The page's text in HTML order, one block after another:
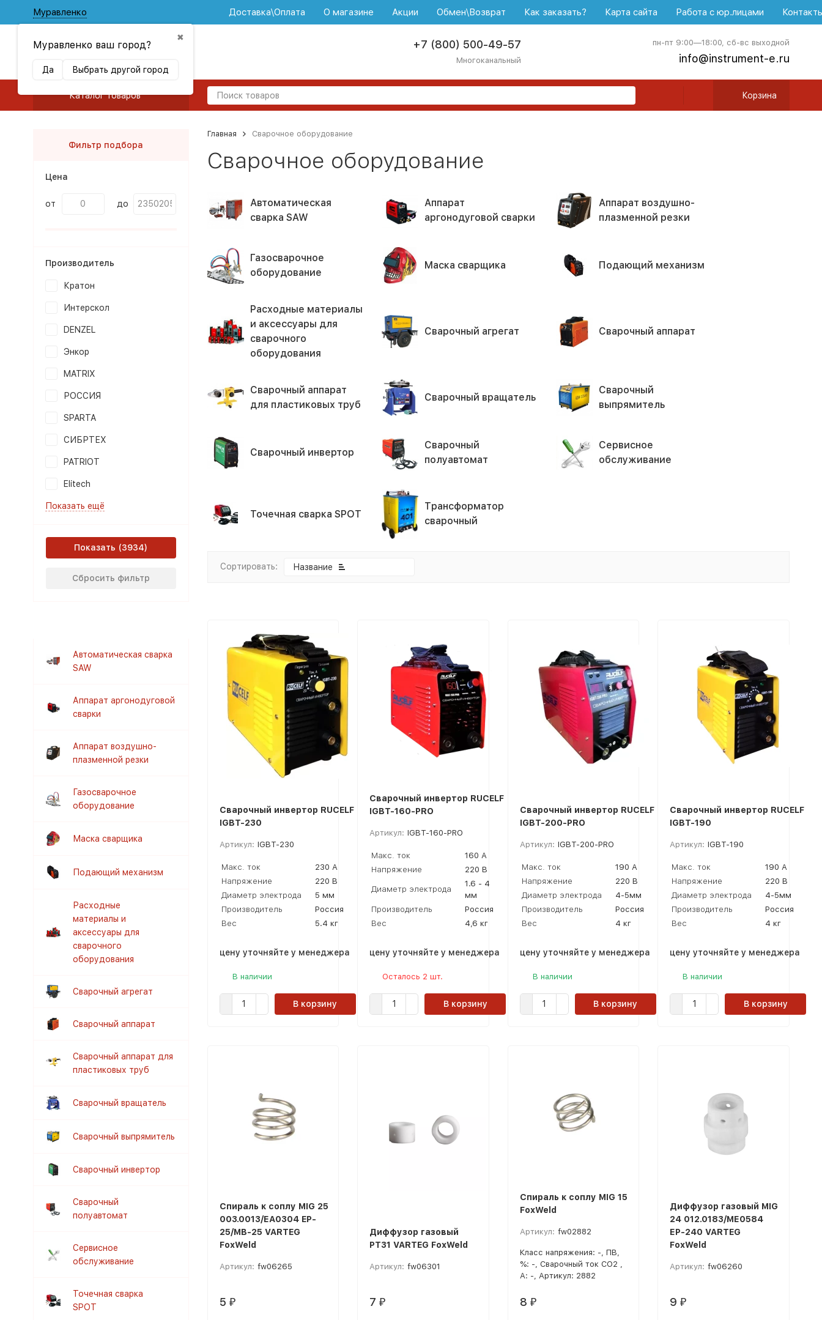
Муравленко
✖
Муравленко ваш город?
Да Выбрать другой город
Доставка\Оплата О магазине Акции Обмен\Возврат Как заказать? Карта сайта Работа с юр.лицами
+7 (800) 500-49-57
Многоканальный
пн-пт 9:00—18:00, сб-вс выходной
info@instrument-e.ru
Каталог товаров Корзина
Главная Сварочное оборудование
Сварочное оборудование
Автоматическая
сварка SAW
Аппарат
аргонодуговой сварки
Аппарат воздушно-
плазменной резки
Газосварочное
оборудование
Маска сварщика Подающий механизм
Расходные материалы
и аксессуары для
сварочного
оборудования
Сварочный агрегат Сварочный аппарат
Сварочный аппарат
для пластиковых труб
Сварочный вращатель
Сварочный
выпрямитель
Сварочный инвертор
Сварочный
полуавтомат
Сервисное
обслуживание
Точечная сварка SPOT
Трансформатор
сварочный
Сортировать: Название
Сварочный инвертор RUCELF
IGBT-230
Артикул: IGBT-230
Макс. ток
230 А
Напряжение
220 В
Диаметр электрода
5 мм
Производитель
Россия
Вес
5.4 кг
цену уточняйте у менеджера
В наличии
В корзину
Сварочный инвертор RUCELF
IGBT-160-PRO
Артикул: IGBT-160-PRO
Макс. ток
160 А
Напряжение
220 В
Диаметр электрода
1.6 - 4
мм
Производитель
Россия
Вес
4,6 кг
цену уточняйте у менеджера
Осталось 2 шт.
В корзину
Сварочный инвертор RUCELF
IGBT-200-PRO
Артикул: IGBT-200-PRO
Макс. ток
190 А
Напряжение
220 В
Диаметр электрода
4-5мм
Производитель
Россия
Вес
4 кг
цену уточняйте у менеджера
В наличии
В корзину
Сварочный инвертор RUCELF
IGBT-190
Артикул: IGBT-190
Макс. ток
190 А
Напряжение
220 В
Диаметр электрода
4-5мм
Производитель
Россия
Вес
4 кг
цену уточняйте у менеджера
В наличии
В корзину
Спираль к соплу MIG 25
003.0013/ЕА0304 EP-
25/MB-25 VARTEG
FoxWeld
Артикул: fw06265
5 ₽
Диффузор газовый
PT31 VARTEG FoxWeld
Артикул: fw06301
7 ₽
Спираль к соплу MIG 15
FoxWeld
Артикул: fw02882
Класс напряжения: -, ПВ,
%: -, Сварочный ток CO2 ,
А: -, Артикул: 2882
8 ₽
Диффузор газовый MIG
24 012.0183/МЕ0584
ЕР-240 VARTEG
FoxWeld
Артикул: fw06260
9 ₽
Фильтр подбора
Цена
от до
Производитель
Кратон
Интерскол
DENZEL
Энкор
MATRIX
РОССИЯ
SPARTA
СИБРТЕХ
PATRIOT
Elitech
Показать ещё
Показать
Сбросить фильтр
Автоматическая сварка
SAW
Аппарат аргонодуговой
сварки
Аппарат воздушно-
плазменной резки
Газосварочное
оборудование
Маска сварщика
Подающий механизм
Расходные
материалы и
аксессуары для
сварочного
оборудования
Сварочный агрегат
Сварочный аппарат
Сварочный аппарат для
пластиковых труб
Сварочный вращатель
Сварочный выпрямитель
Сварочный инвертор
Сварочный
полуавтомат
Сервисное
обслуживание
Точечная сварка
SPOT